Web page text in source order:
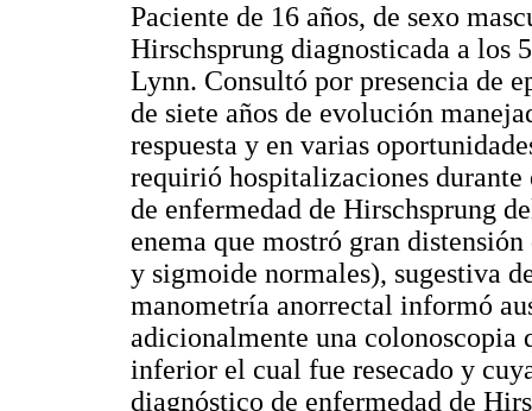
Paciente de 16 años, de sexo
Hirschsprung diagnosticada a los
Lynn. Consultó por presencia de
de siete años de evolución
respuesta y en varias
requirió hospitalizaciones durante
de enfermedad de Hirschsprung
enema que mostró gran
y sigmoide normales), sugestiva
manometría anorrectal informó
adicionalmente una
inferior el cual fue resecado y
diagnóstico de enfermedad de